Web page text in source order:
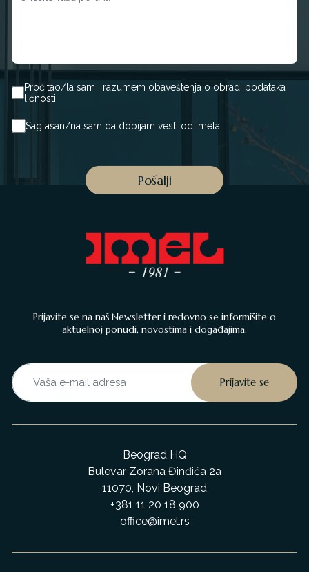
Pročitao/la sam i razumem obaveštenja o obradi podataka
ličnosti
Saglasan/na sam da dobijam vesti od Imela
Prijavite se na naš Newsletter i redovno se informišite o
aktuelnoj ponudi, novostima i događajima.
Beograd HQ
Bulevar Zorana Đinđića 2a
11070, Novi Beograd
+381 11 20 18 900
office@imel.rs